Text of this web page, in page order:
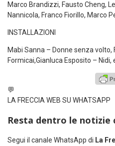
Marco Brandizzi, Fausto Cheng,
Nannicola, Franco Fiorillo, Marco
INSTALLAZIONI
Mabi Sanna – Donne senza volto,
Formicai,Gianluca Esposito – Nidi,
💬
LA FRECCIA WEB SU WHATSAPP
Resta dentro le notizie
Segui il canale WhatsApp di La